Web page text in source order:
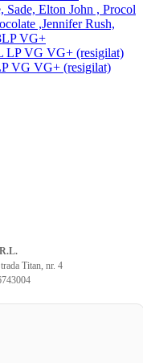
Sade, Elton John , Procol
,Jennifer Rush,
VG+
VG VG+ (resigilat)
Titan, nr. 4